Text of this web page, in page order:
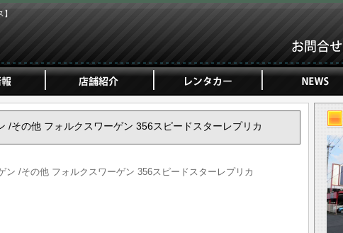
/その他 フォルクスワーゲン 356スピードスターレプリカ
ン /その他 フォルクスワーゲン 356スピードスターレプリカ